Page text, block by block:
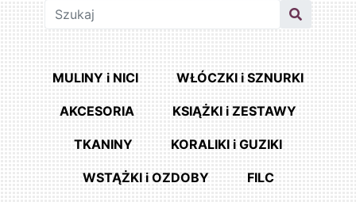
MULINY i NICI WŁÓCZKI i SZNURKI
AKCESORIA KSIĄŻKI i ZESTAWY
TKANINY KORALIKI i GUZIKI
WSTĄŻKI i OZDOBY FILC